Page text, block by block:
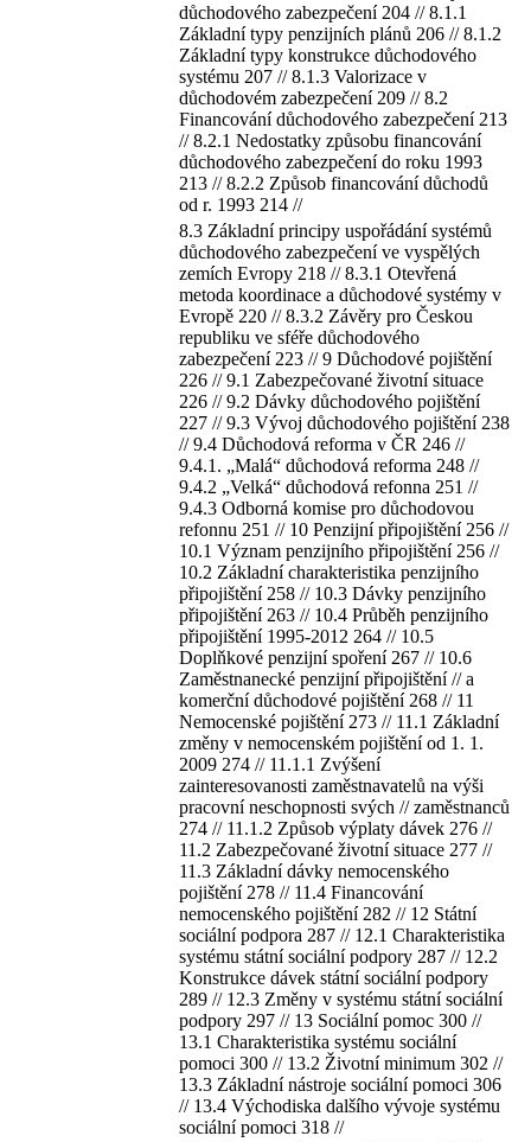
důchodového zabezpečení 204 // 8.1.1
Základní typy penzijních plánů 206 // 8.1.2
Základní typy konstrukce důchodového
systému 207 // 8.1.3 Valorizace v
důchodovém zabezpečení 209 // 8.2
Financování důchodového zabezpečení 213
// 8.2.1 Nedostatky způsobu financování
důchodového zabezpečení do roku 1993
213 // 8.2.2 Způsob financování důchodů
od r. 1993 214 //
8.3 Základní principy uspořádání systémů
důchodového zabezpečení ve vyspělých
zemích Evropy 218 // 8.3.1 Otevřená
metoda koordinace a důchodové systémy v
Evropě 220 // 8.3.2 Závěry pro Českou
republiku ve sféře důchodového
zabezpečení 223 // 9 Důchodové pojištění
226 // 9.1 Zabezpečované životní situace
226 // 9.2 Dávky důchodového pojištění
227 // 9.3 Vývoj důchodového pojištění 238
// 9.4 Důchodová reforma v ČR 246 //
9.4.1. „Malá“ důchodová reforma 248 //
9.4.2 „Velká“ důchodová refonna 251 //
9.4.3 Odborná komise pro důchodovou
refonnu 251 // 10 Penzijní připojištění 256 //
10.1 Význam penzijního připojištění 256 //
10.2 Základní charakteristika penzijního
připojištění 258 // 10.3 Dávky penzijního
připojištění 263 // 10.4 Průběh penzijního
připojištění 1995-2012 264 // 10.5
Doplňkové penzijní spoření 267 // 10.6
Zaměstnanecké penzijní připojištění // a
komerční důchodové pojištění 268 // 11
Nemocenské pojištění 273 // 11.1 Základní
změny v nemocenském pojištění od 1. 1.
2009 274 // 11.1.1 Zvýšení
zainteresovanosti zaměstnavatelů na výši
pracovní neschopnosti svých // zaměstnanců
274 // 11.1.2 Způsob výplaty dávek 276 //
11.2 Zabezpečované životní situace 277 //
11.3 Základní dávky nemocenského
pojištění 278 // 11.4 Financování
nemocenského pojištění 282 // 12 Státní
sociální podpora 287 // 12.1 Charakteristika
systému státní sociální podpory 287 // 12.2
Konstrukce dávek státní sociální podpory
289 // 12.3 Změny v systému státní sociální
podpory 297 // 13 Sociální pomoc 300 //
13.1 Charakteristika systému sociální
pomoci 300 // 13.2 Životní minimum 302 //
13.3 Základní nástroje sociální pomoci 306
// 13.4 Východiska dalšího vývoje systému
sociální pomoci 318 //